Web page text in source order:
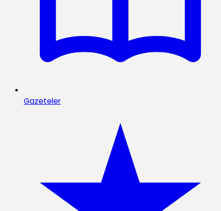
Gazeteler